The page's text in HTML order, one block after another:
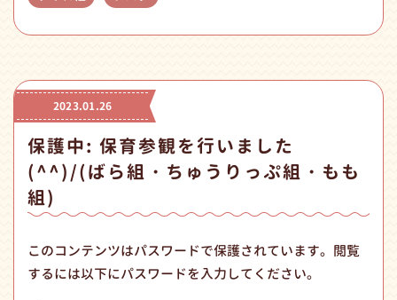
2023.01.26
保護中: 保育参観を行いました
(^^)/(ばら組・ちゅうりっぷ組・もも
組)
このコンテンツはパスワードで保護されています。閲覧
するには以下にパスワードを入力してください。